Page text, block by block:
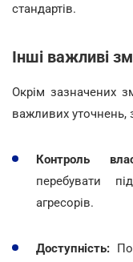
стандартів.
Інші важливі
Окрім зазначених
важливих уточнень,
Контроль
перебувати
агресорів.
Доступність: